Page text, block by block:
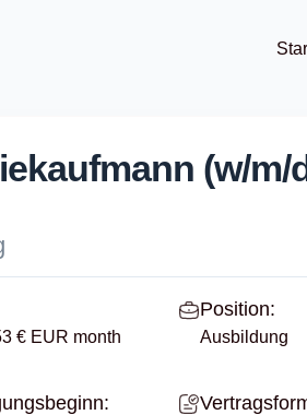
(w/m/
€ EUR month
Position:
Ausbildung